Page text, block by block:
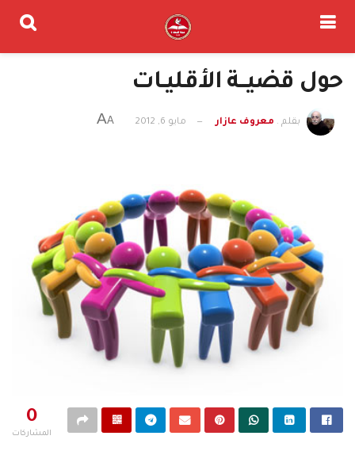
حول قضيـــة الأقـليــات
بقلم . معروف عازار مايو 6, 2012 A
A
0
المشاركات